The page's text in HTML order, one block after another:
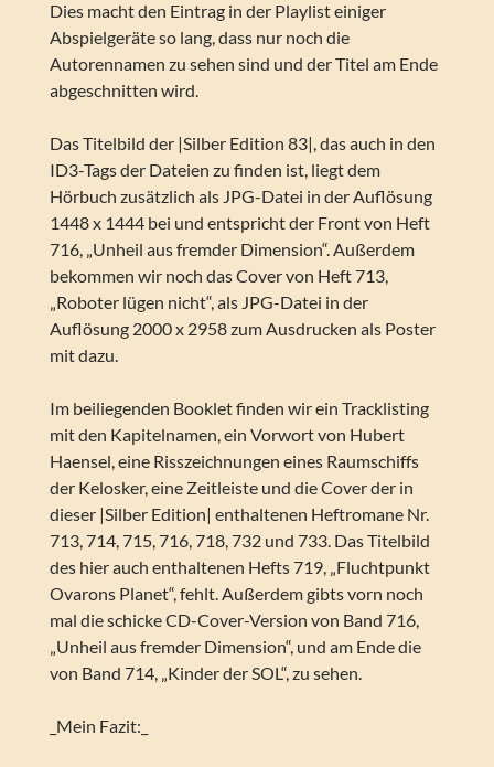
Dies macht den Eintrag in der Playlist einiger
Abspielgeräte so lang, dass nur noch die
Autorennamen zu sehen sind und der Titel am Ende
abgeschnitten wird.
Das Titelbild der |Silber Edition 83|, das auch in den
ID3-Tags der Dateien zu finden ist, liegt dem
Hörbuch zusätzlich als JPG-Datei in der Auflösung
1448 x 1444 bei und entspricht der Front von Heft
716, „Unheil aus fremder Dimension“. Außerdem
bekommen wir noch das Cover von Heft 713,
„Roboter lügen nicht“, als JPG-Datei in der
Auflösung 2000 x 2958 zum Ausdrucken als Poster
mit dazu.
Im beiliegenden Booklet finden wir ein Tracklisting
mit den Kapitelnamen, ein Vorwort von Hubert
Haensel, eine Risszeichnungen eines Raumschiffs
der Kelosker, eine Zeitleiste und die Cover der in
dieser |Silber Edition| enthaltenen Heftromane Nr.
713, 714, 715, 716, 718, 732 und 733. Das Titelbild
des hier auch enthaltenen Hefts 719, „Fluchtpunkt
Ovarons Planet“, fehlt. Außerdem gibts vorn noch
mal die schicke CD-Cover-Version von Band 716,
„Unheil aus fremder Dimension“, und am Ende die
von Band 714, „Kinder der SOL“, zu sehen.
_Mein Fazit:_